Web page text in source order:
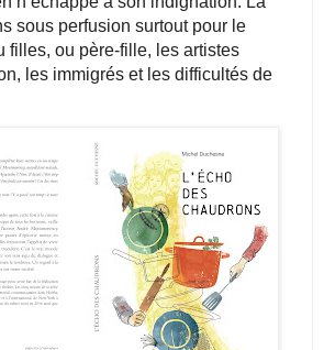
sous perfusion surtout pour le
filles, ou père-fille, les artistes
les immigrés et les difficultés de